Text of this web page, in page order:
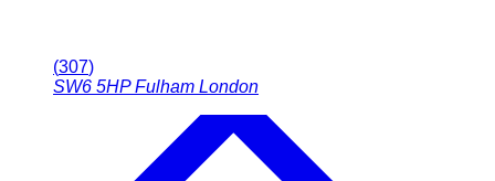
(307)
SW6 5HP Fulham London